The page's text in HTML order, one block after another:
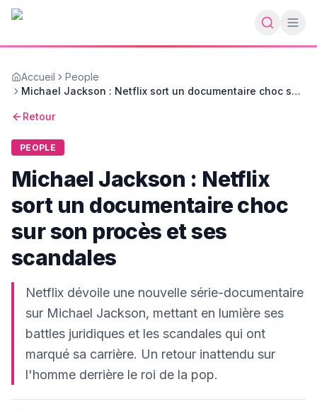
Accueil
People
Michael Jackson : Netflix sort un documentaire choc sur
Retour
PEOPLE
Michael Jackson : Netflix
sort un documentaire choc
sur son procès et ses
scandales
Netflix dévoile une nouvelle série-documentaire
sur Michael Jackson, mettant en lumière ses
battles juridiques et les scandales qui ont
marqué sa carrière. Un retour inattendu sur
l'homme derrière le roi de la pop.